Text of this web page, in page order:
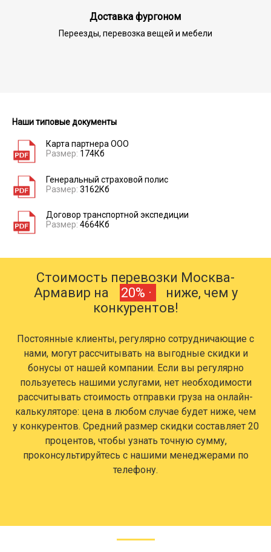
Доставка фургоном
Переезды, перевозка вещей и мебели
Наши типовые документы
Карта партнера ООО
Размер: 174Кб
Генеральный страховой полис
Размер: 3162Кб
Договор транспортной экспедиции
Размер: 4664Кб
Стоимость перевозки Москва-
Армавир на
20% ·
ниже, чем у
конкурентов!
Постоянные клиенты, регулярно сотрудничающие с
нами, могут рассчитывать на выгодные скидки и
бонусы от нашей компании. Если вы регулярно
пользуетесь нашими услугами, нет необходимости
рассчитывать стоимость отправки груза на онлайн-
калькуляторе: цена в любом случае будет ниже, чем
у конкурентов. Средний размер скидки составляет 20
процентов, чтобы узнать точную сумму,
проконсультируйтесь с нашими менеджерами по
телефону.